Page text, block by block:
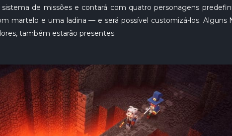
sistema de missões e contará com quatro personagens
martelo e uma ladina — e será possível customizá-los. Alguns
também estarão presentes.